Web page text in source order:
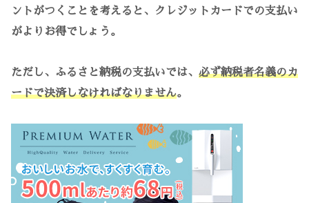
ントがつくことを考えると、クレジットカードでの支払い
がよりお得でしょう。
ただし、ふるさと納税の支払いでは、 必ず納税者名義のカ
ードで決済しなければなりません。